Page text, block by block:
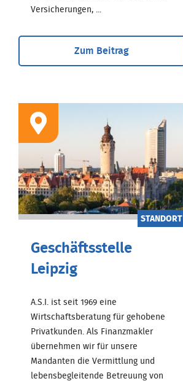
Versicherungen, ...
Zum Beitrag
STANDORT
Geschäftsstelle
Leipzig
A.S.I. ist seit 1969 eine
Wirtschaftsberatung für gehobene
Privatkunden. Als Finanzmakler
übernehmen wir für unsere
Mandanten die Vermittlung und
lebensbegleitende Betreuung von